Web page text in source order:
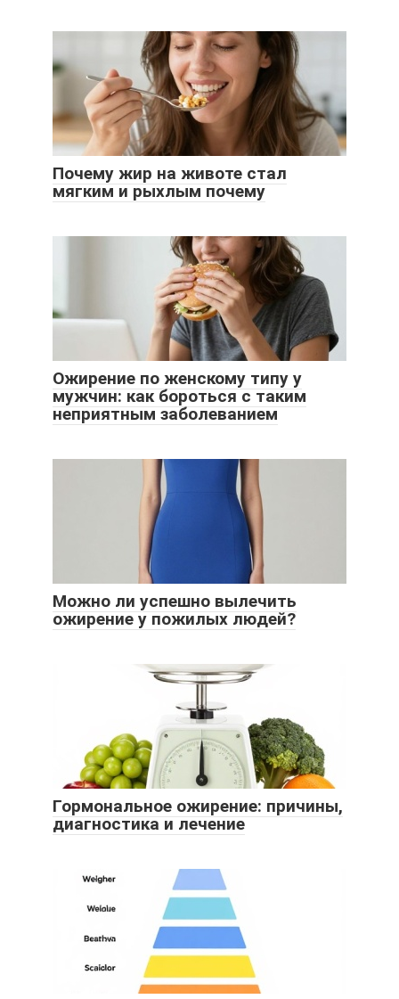
Почему жир на животе стал
мягким и рыхлым почему
Ожирение по женскому типу у
мужчин: как бороться с таким
неприятным заболеванием
Можно ли успешно вылечить
ожирение у пожилых людей?
Гормональное ожирение: причины,
диагностика и лечение